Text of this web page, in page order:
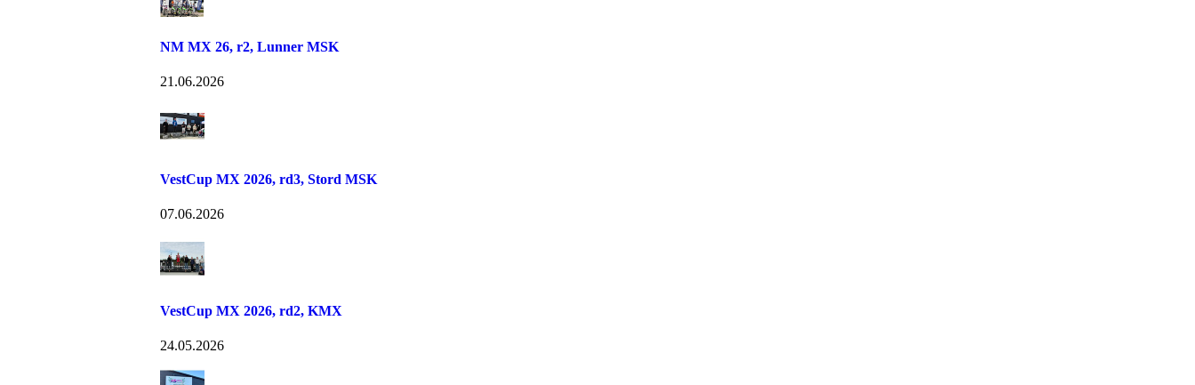
NM MX 26, r2, Lunner MSK
21.06.2026
VestCup MX 2026, rd3, Stord MSK
07.06.2026
VestCup MX 2026, rd2, KMX
24.05.2026